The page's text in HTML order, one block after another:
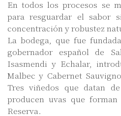
En todos los procesos se
para resguardar el sabor
concentración y robustez
La bodega, que fue
gobernador español de
Isasmendi y Echalar,
Malbec y Cabernet
Tres viñedos que datan
producen uvas que
Reserva.